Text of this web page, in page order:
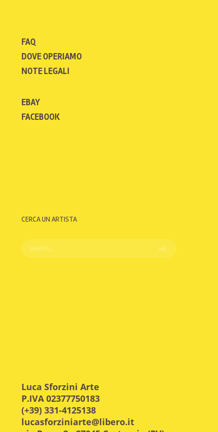
FAQ
DOVE OPERIAMO
NOTE LEGALI
EBAY
FACEBOOK
CERCA UN ARTISTA
Luca Sforzini Arte
P.IVA 02377750183
(+39) 331-4125138
lucasforziniarte@libero.it